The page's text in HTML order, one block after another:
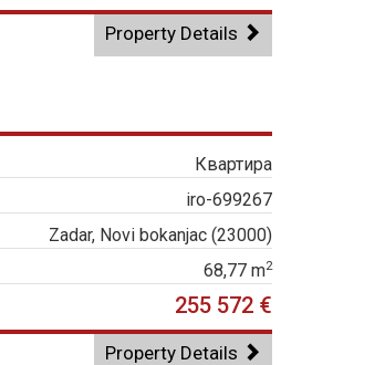
Property Details
Квартира
iro-699267
Zadar, Novi bokanjac (23000)
68,77 m2
255 572 €
Property Details